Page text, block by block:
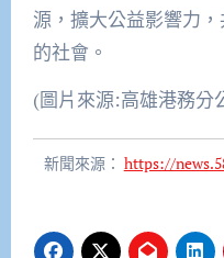
源，擴大公益影響力
的社會。
(圖片來源:高雄港務分
新聞來源： https://